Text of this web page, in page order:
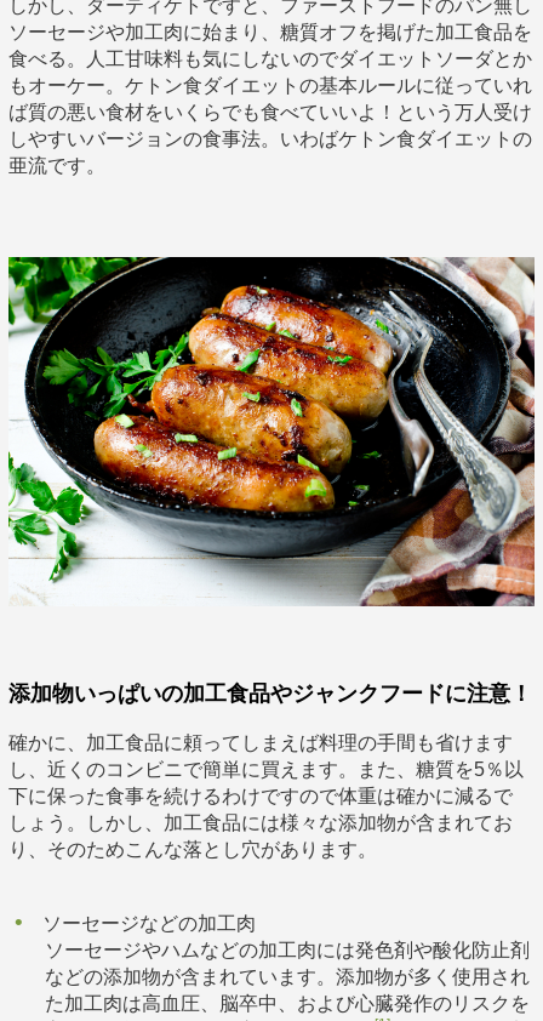
しかし、ダーティケトですと、ファーストフードのパン無し
ソーセージや加工肉に始まり、糖質オフを掲げた加工食品を
食べる。人工甘味料も気にしないのでダイエットソーダとか
もオーケー。ケトン食ダイエットの基本ルールに従っていれ
ば質の悪い食材をいくらでも食べていいよ！という万人受け
しやすいバージョンの食事法。いわばケトン食ダイエットの
亜流です。
添加物いっぱいの加工食品やジャンクフードに注意！
確かに、加工食品に頼ってしまえば料理の手間も省けます
し、近くのコンビニで簡単に買えます。また、糖質を5％以
下に保った食事を続けるわけですので体重は確かに減るで
しょう。しかし、加工食品には様々な添加物が含まれてお
り、そのためこんな落とし穴があります。
ソーセージなどの加工肉
ソーセージやハムなどの加工肉には発色剤や酸化防止剤
などの添加物が含まれています。添加物が多く使用され
た加工肉は高血圧、脳卒中、および心臓発作のリスクを